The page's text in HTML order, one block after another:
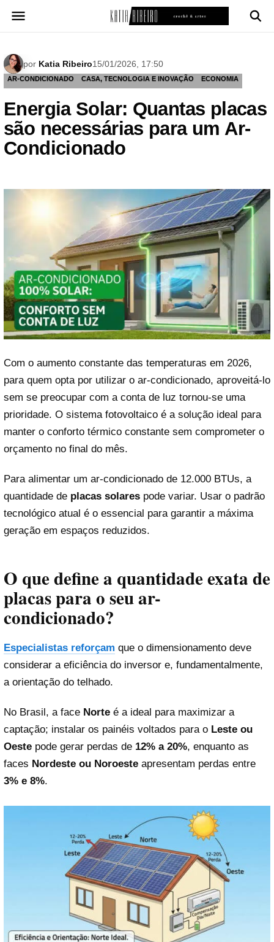
para
por Katia Ribeiro15/01/2026, 17:50
AR-CONDICIONADO CASA, TECNOLOGIA E INOVAÇÃO ECONOMIA
Energia Solar: Quantas placas
são necessárias para um Ar-
Condicionado
Com o aumento constante das temperaturas em 2026,
para quem opta por utilizar o ar-condicionado, aproveitá-lo
sem se preocupar com a conta de luz tornou-se uma
prioridade. O sistema fotovoltaico é a solução ideal para
manter o conforto térmico constante sem comprometer o
orçamento no final do mês.
Para alimentar um ar-condicionado de 12.000 BTUs, a
quantidade de placas solares pode variar. Usar o padrão
tecnológico atual é o essencial para garantir a máxima
geração em espaços reduzidos.
O que define a quantidade exata de
placas para o seu ar-
condicionado?
Especialistas reforçam que o dimensionamento deve
considerar a eficiência do inversor e, fundamentalmente,
a orientação do telhado.
No Brasil, a face Norte é a ideal para maximizar a
captação; instalar os painéis voltados para o Leste ou
Oeste pode gerar perdas de 12% a 20%, enquanto as
faces Nordeste ou Noroeste apresentam perdas entre
3% e 8%.